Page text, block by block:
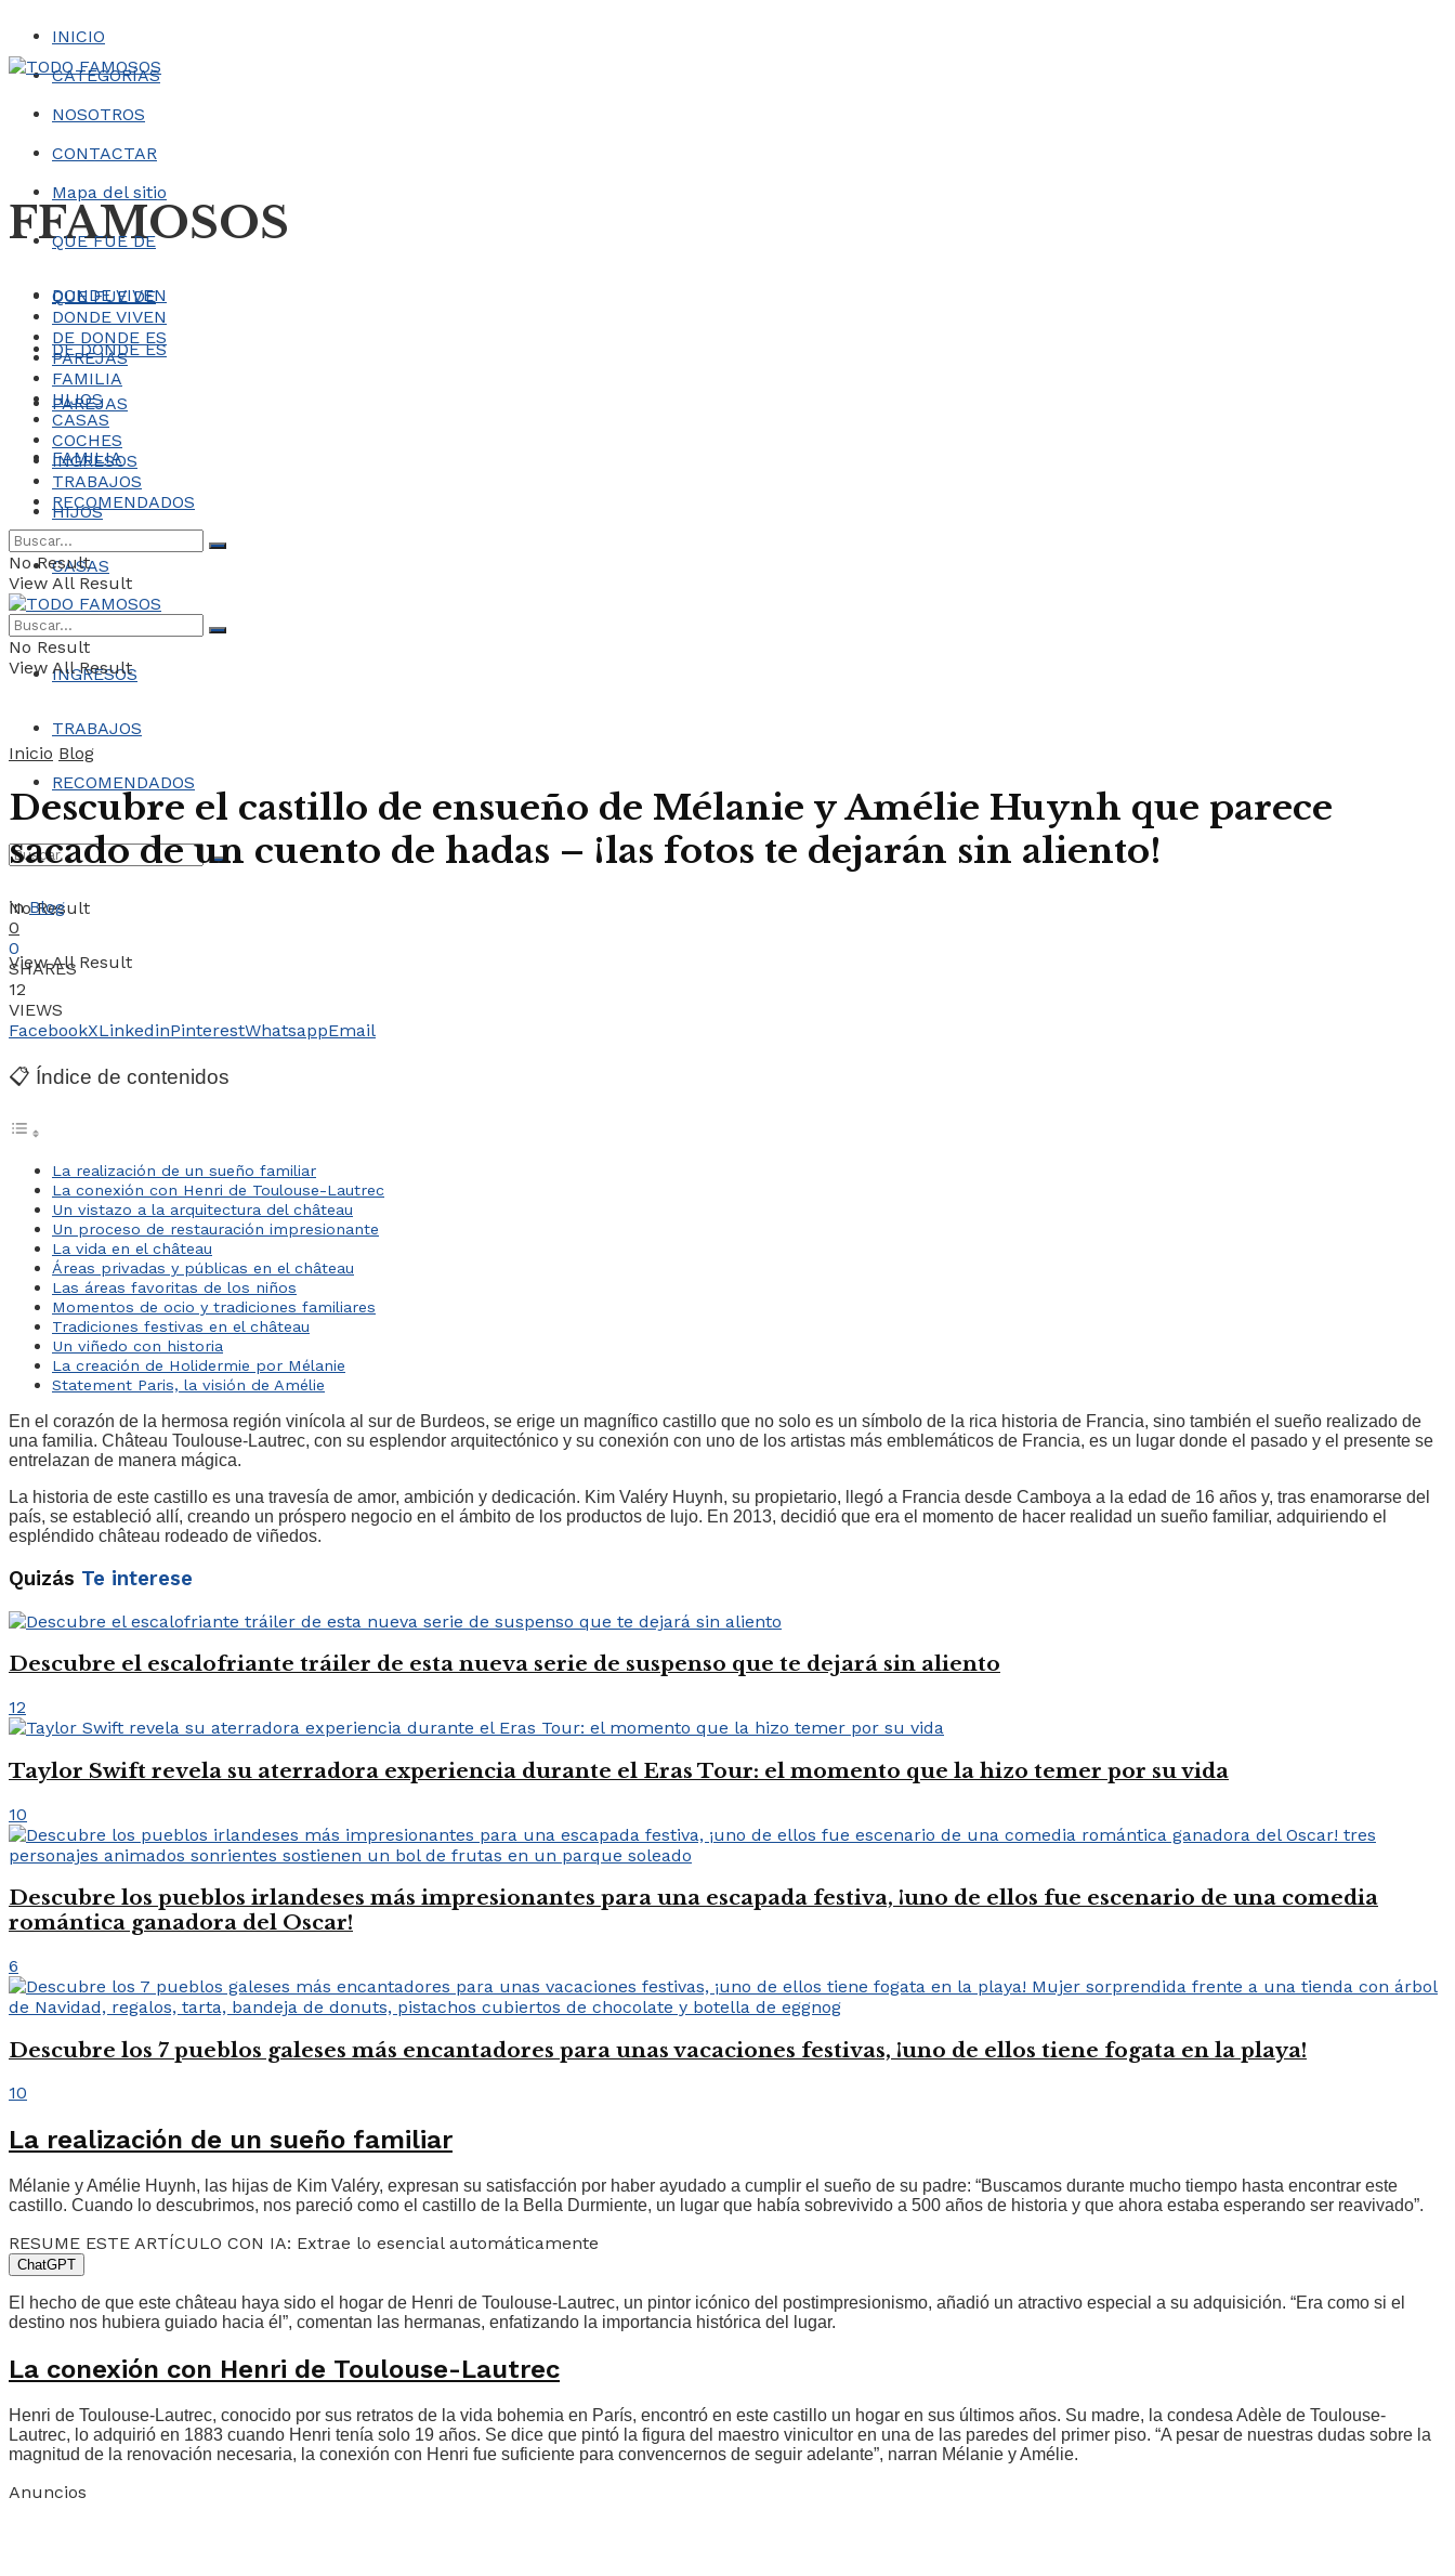
INICIO
CATEGORÍAS
NOSOTROS
CONTACTAR
Mapa del sitio
FFAMOSOS
QUE FUE DE
DONDE VIVEN
DE DONDE ES
PAREJAS
FAMILIA
HIJOS
CASAS
COCHES
INGRESOS
TRABAJOS
RECOMENDADOS
No Result
View All Result
QUE FUE DE
DONDE VIVEN
DE DONDE ES
PAREJAS
FAMILIA
HIJOS
CASAS
COCHES
INGRESOS
TRABAJOS
RECOMENDADOS
No Result
View All Result
No Result
View All Result
Inicio Blog
Descubre el castillo de ensueño de Mélanie y Amélie Huynh que parece
sacado de un cuento de hadas – ¡las fotos te dejarán sin aliento!
in Blog
0
0
SHARES
12
VIEWS
FacebookXLinkedinPinterestWhatsappEmail
📋 Índice de contenidos
La realización de un sueño familiar
La conexión con Henri de Toulouse-Lautrec
Un vistazo a la arquitectura del château
Un proceso de restauración impresionante
La vida en el château
Áreas privadas y públicas en el château
Las áreas favoritas de los niños
Momentos de ocio y tradiciones familiares
Tradiciones festivas en el château
Un viñedo con historia
La creación de Holidermie por Mélanie
Statement Paris, la visión de Amélie
En el corazón de la hermosa región vinícola al sur de Burdeos, se erige un magnífico castillo que no solo es un símbolo de la rica historia de Francia, sino también el sueño realizado de
una familia. Château Toulouse-Lautrec, con su esplendor arquitectónico y su conexión con uno de los artistas más emblemáticos de Francia, es un lugar donde el pasado y el presente se
entrelazan de manera mágica.
La historia de este castillo es una travesía de amor, ambición y dedicación. Kim Valéry Huynh, su propietario, llegó a Francia desde Camboya a la edad de 16 años y, tras enamorarse del
país, se estableció allí, creando un próspero negocio en el ámbito de los productos de lujo. En 2013, decidió que era el momento de hacer realidad un sueño familiar, adquiriendo el
espléndido château rodeado de viñedos.
Quizás Te interese
Descubre el escalofriante tráiler de esta nueva serie de suspenso que te dejará sin aliento
12
Taylor Swift revela su aterradora experiencia durante el Eras Tour: el momento que la hizo temer por su vida
10
Descubre los pueblos irlandeses más impresionantes para una escapada festiva, ¡uno de ellos fue escenario de una comedia
romántica ganadora del Oscar!
6
Descubre los 7 pueblos galeses más encantadores para unas vacaciones festivas, ¡uno de ellos tiene fogata en la playa!
10
La realización de un sueño familiar
Mélanie y Amélie Huynh, las hijas de Kim Valéry, expresan su satisfacción por haber ayudado a cumplir el sueño de su padre: “Buscamos durante mucho tiempo hasta encontrar este
castillo. Cuando lo descubrimos, nos pareció como el castillo de la Bella Durmiente, un lugar que había sobrevivido a 500 años de historia y que ahora estaba esperando ser reavivado”.
RESUME ESTE ARTÍCULO CON IA: Extrae lo esencial automáticamente
ChatGPT
El hecho de que este château haya sido el hogar de Henri de Toulouse-Lautrec, un pintor icónico del postimpresionismo, añadió un atractivo especial a su adquisición. “Era como si el
destino nos hubiera guiado hacia él”, comentan las hermanas, enfatizando la importancia histórica del lugar.
La conexión con Henri de Toulouse-Lautrec
Henri de Toulouse-Lautrec, conocido por sus retratos de la vida bohemia en París, encontró en este castillo un hogar en sus últimos años. Su madre, la condesa Adèle de Toulouse-
Lautrec, lo adquirió en 1883 cuando Henri tenía solo 19 años. Se dice que pintó la figura del maestro vinicultor en una de las paredes del primer piso. “A pesar de nuestras dudas sobre la
magnitud de la renovación necesaria, la conexión con Henri fue suficiente para convencernos de seguir adelante”, narran Mélanie y Amélie.
Anuncios